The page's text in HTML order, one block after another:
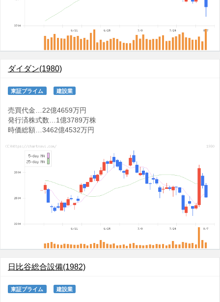
ダイダン(1980)
東証プライム 建設業
売買代金…22億4659万円
発行済株式数…1億3789万株
時価総額…3462億4532万円
日比谷総合設備(1982)
東証プライム 建設業